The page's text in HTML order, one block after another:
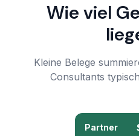
Wie viel
Kleine Belege
Consultants
Partner